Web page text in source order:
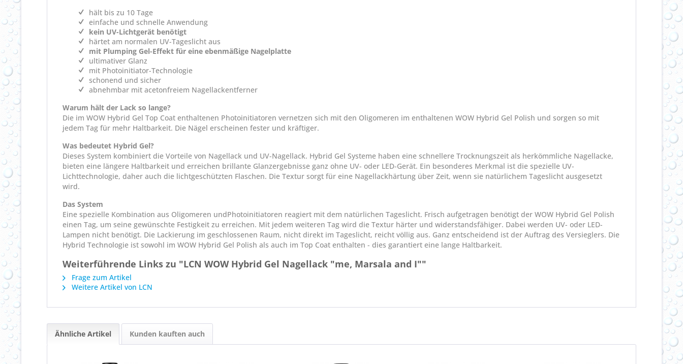
hält bis zu 10 Tage
einfache und schnelle Anwendung
kein UV-Lichtgerät benötigt
härtet am normalen UV-Tageslicht aus
mit Plumping Gel-Effekt für eine ebenmäßige Nagelplatte
ultimativer Glanz
mit Photoinitiator-Technologie
schonend und sicher
abnehmbar mit acetonfreiem Nagellackentferner
Warum hält der Lack so lange?
Die im WOW Hybrid Gel Top Coat enthaltenen Photoinitiatoren vernetzen sich mit den Oligomeren im enthaltenen WOW Hybrid Gel Polish und sorgen so mit
jedem Tag für mehr Haltbarkeit. Die Nägel erscheinen fester und kräftiger.
Was bedeutet Hybrid Gel?
Dieses System kombiniert die Vorteile von Nagellack und UV-Nagellack. Hybrid Gel Systeme haben eine schnellere Trocknungszeit als herkömmliche Nagellacke,
bieten eine längere Haltbarkeit und erreichen brillante Glanzergebnisse ganz ohne UV- oder LED-Gerät. Ein besonderes Merkmal ist die spezielle UV-
Lichttechnologie, daher auch die lichtgeschützten Flaschen. Die Textur sorgt für eine Nagellackhärtung über Zeit, wenn sie natürlichem Tageslicht ausgesetzt
wird.
Das System
Eine spezielle Kombination aus Oligomeren undPhotoinitiatoren reagiert mit dem natürlichen Tageslicht. Frisch aufgetragen benötigt der WOW Hybrid Gel Polish
einen Tag, um seine gewünschte Festigkeit zu erreichen. Mit jedem weiteren Tag wird die Textur härter und widerstandsfähiger. Dabei werden UV- oder LED-
Lampen nicht benötigt. Die Lackierung im geschlossenen Raum, nicht direkt im Tageslicht, reicht völlig aus. Ganz entscheidend ist der Auftrag des Versieglers. Die
Hybrid Technologie ist sowohl im WOW Hybrid Gel Polish als auch im Top Coat enthalten - dies garantiert eine lange Haltbarkeit.
Weiterführende Links zu "LCN WOW Hybrid Gel Nagellack "me, Marsala and I""
Frage zum Artikel
Weitere Artikel von LCN
Ähnliche Artikel Kunden kauften auch